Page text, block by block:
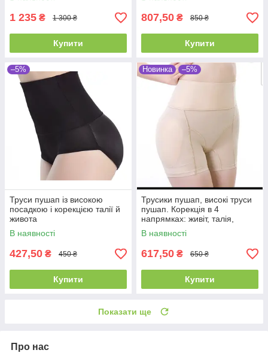
1 235 ₴ 1 300 ₴
Купити
807,50 ₴ 850 ₴
Купити
–5%
Труси пушап із високою
посадкою і корекцією талії й
живота
В наявності
427,50 ₴ 450 ₴
Купити
Новинка –5%
Трусики пушап, високі труси
пушап. Корекція в 4
напрямках: живіт, талія,
стегна, сідниці
В наявності
617,50 ₴ 650 ₴
Купити
Показати ще
Про нас